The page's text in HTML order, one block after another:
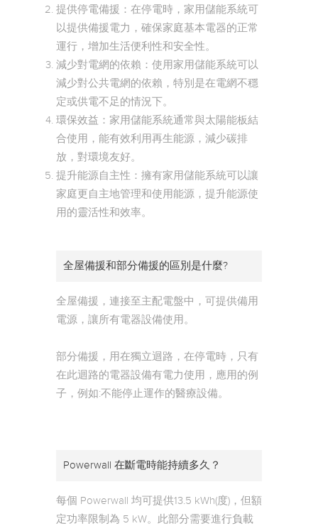
提供停電備援：在停電時，家用儲能系統可
以提供備援電力，確保家庭基本電器的正常
運行，增加生活便利性和安全性。
減少對電網的依賴：使用家用儲能系統可以
減少對公共電網的依賴，特別是在電網不穩
定或供電不足的情況下。
環保效益：家用儲能系統通常與太陽能板結
合使用，能有效利用再生能源，減少碳排
放，對環境友好。
提升能源自主性：擁有家用儲能系統可以讓
家庭更自主地管理和使用能源，提升能源使
用的靈活性和效率。
全屋備援和部分備援的區別是什麼?
全屋備援，連接至主配電盤中，可提供備用
電源，讓所有電器設備使用。
部分備援，用在獨立迴路，在停電時，只有
在此迴路的電器設備有電力使用，應用的例
子，例如:不能停止運作的醫療設備。
Powerwall 在斷電時能持續多久？
每個 Powerwall 均可提供13.5 kWh(度)，但額
定功率限制為 5 kW。此部分需要進行負載